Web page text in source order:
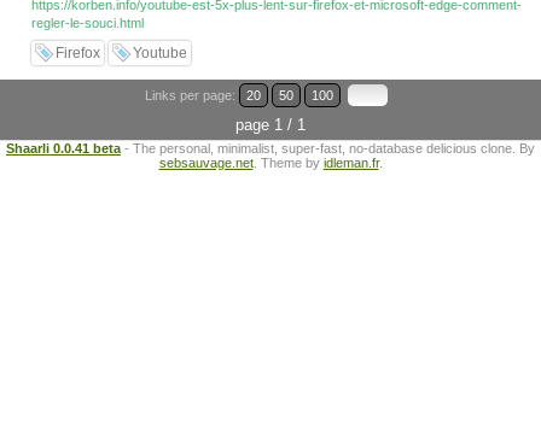
https://korben.info/youtube-est-5x-plus-lent-sur-firefox-et-microsoft-edge-comment-
regler-le-souci.html
Firefox Youtube
Links per page: 20 50 100
page 1 / 1
Shaarli 0.0.41 beta - The personal, minimalist, super-fast, no-database delicious clone. By
sebsauvage.net. Theme by idleman.fr.